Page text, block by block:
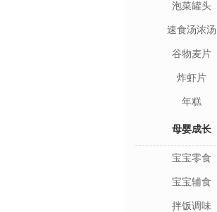
泡菜罐头
速食汤浓汤
谷物麦片
炸虾片
年糕
母婴成长
宝宝零食
宝宝辅食
拌饭调味